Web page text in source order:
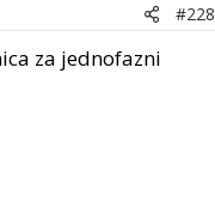
#228
za jednofazni